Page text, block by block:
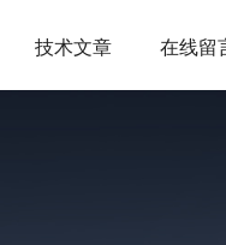
技术文章 在线留